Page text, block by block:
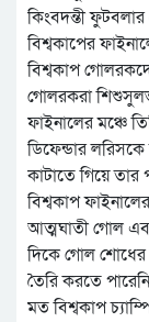
কিংবদন্তী
বিশ্বকাপের
বিশ্বকাপ
গোলরকরা
ফাইনালের মঞ্চে
ডিফেন্ডার
কাটাতে গিয়ে তার
বিশ্বকাপ
আত্মঘাতী গোল
দিকে গোল
তৈরি করতে
মত বিশ্বকাপ